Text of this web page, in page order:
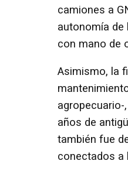
camiones a
autonomía de
con mano de
Asimismo, la
agropecuario-
años de
también fue
conectados a